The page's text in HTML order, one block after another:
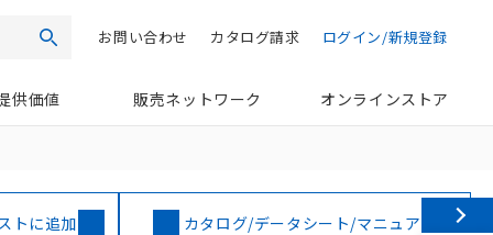
検索 ログイン/新規登録
カタログ請求
お問い合わせ
供価値 販売ネットワーク オンラインストア
トに追加 カタログ/データシート/マニュアル